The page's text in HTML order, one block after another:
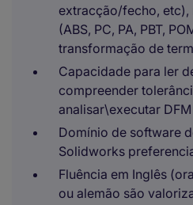
extracção/fecho,
(ABS, PC, PA, PBT,
transformação de
Capacidade para ler
compreender
analisar\executar
Domínio de software
Solidworks
Fluência em Inglês
ou alemão são